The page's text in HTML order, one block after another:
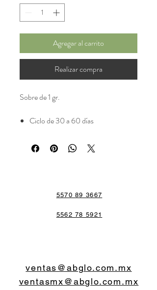
Agregar al carrito
Realizar compra
Sobre de 1 gr.​
Ciclo de 30 a 60 días
5570 89 3667
5562 78 5921
ventas@abglo.com.mx
ventasmx@abglo.com.mx